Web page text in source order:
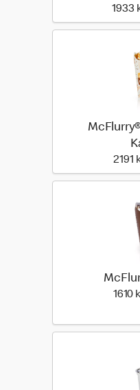
1933
2191
1610